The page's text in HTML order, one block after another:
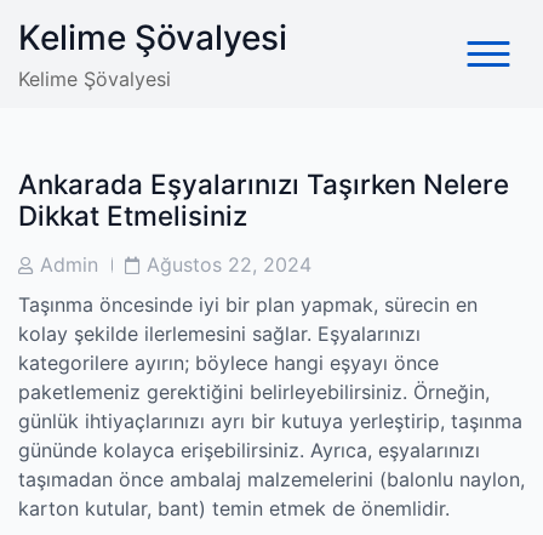
content
Kelime Şövalyesi
Kelime Şövalyesi
Ankarada Eşyalarınızı Taşırken Nelere
Dikkat Etmelisiniz
PostAdmin
PostAğustos 22, 2024
Taşınma öncesinde iyi bir plan yapmak, sürecin en
kolay şekilde ilerlemesini sağlar. Eşyalarınızı
kategorilere ayırın; böylece hangi eşyayı önce
paketlemeniz gerektiğini belirleyebilirsiniz. Örneğin,
günlük ihtiyaçlarınızı ayrı bir kutuya yerleştirip, taşınma
gününde kolayca erişebilirsiniz. Ayrıca, eşyalarınızı
taşımadan önce ambalaj malzemelerini (balonlu naylon,
karton kutular, bant) temin etmek de önemlidir.